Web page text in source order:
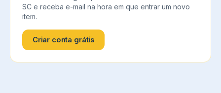
SC e receba e-mail na hora em que entrar um novo
item.
Criar conta grátis